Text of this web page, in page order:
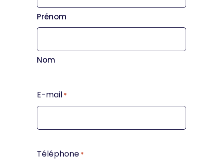
Prénom
Nom
E-mail *
Téléphone *